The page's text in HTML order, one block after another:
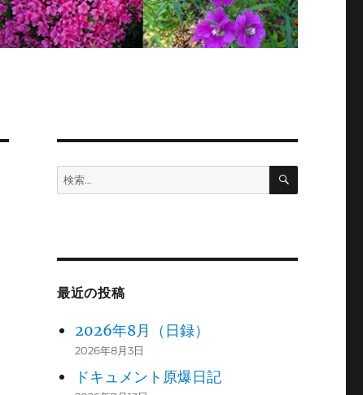
検
索:
検
最近の投稿
2026年8月（日録）
2026年8月3日
ドキュメント原爆日記